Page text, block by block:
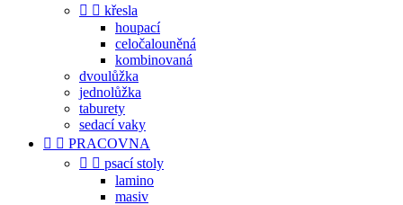
  křesla
houpací
celočalouněná
kombinovaná
dvoulůžka
jednolůžka
taburety
sedací vaky
  PRACOVNA
  psací stoly
lamino
masiv